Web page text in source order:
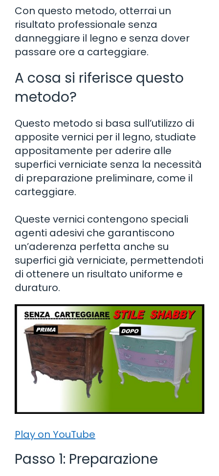
Con questo metodo, otterrai un
risultato professionale senza
danneggiare il legno e senza dover
passare ore a carteggiare.
A cosa si riferisce questo
metodo?
Questo metodo si basa sull’utilizzo di
apposite vernici per il legno, studiate
appositamente per aderire alle
superfici verniciate senza la necessità
di preparazione preliminare, come il
carteggiare.
Queste vernici contengono speciali
agenti adesivi che garantiscono
un’aderenza perfetta anche su
superfici già verniciate, permettendoti
di ottenere un risultato uniforme e
duraturo.
Play on YouTube
Passo 1: Preparazione